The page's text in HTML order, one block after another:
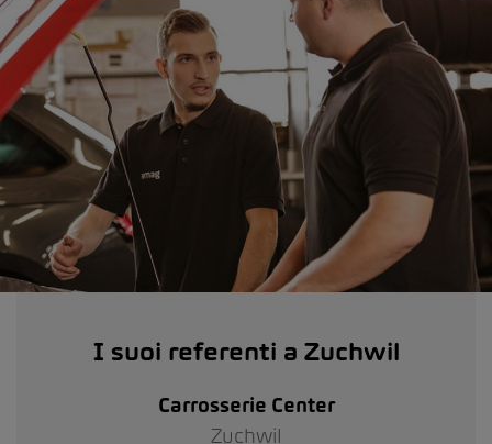
I suoi referenti a Zuchwil
Carrosserie Center
Zuchwil